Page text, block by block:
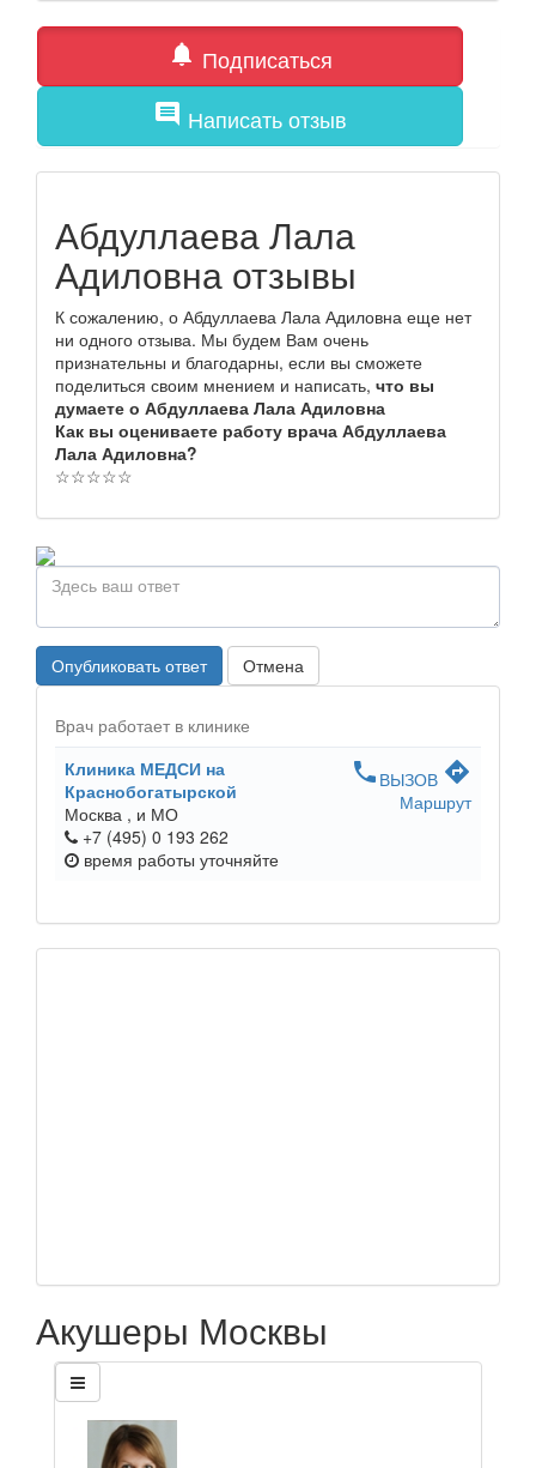
notifications Подписаться
comment Написать отзыв
Абдуллаева Лала
Адиловна отзывы
К сожалению, о Абдуллаева Лала Адиловна еще нет
ни одного отзыва. Мы будем Вам очень
признательны и благодарны, если вы сможете
поделиться своим мнением и написать, что вы
думаете о Абдуллаева Лала Адиловна
Как вы оцениваете работу врача Абдуллаева
Лала Адиловна?
☆☆☆☆☆
Опубликовать ответ Отмена
Врач работает в клинике
Клиника МЕДСИ на
Краснобогатырской
Москва , и МО
+7 (495) 0 193 262
время работы уточняйте
phone ВЫЗОВ directions
Маршрут
Акушеры Москвы